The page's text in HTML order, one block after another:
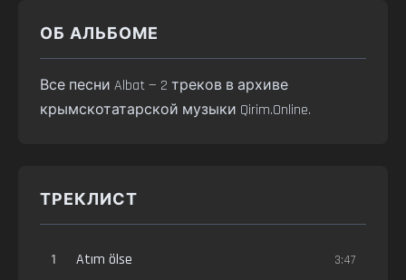
ОБ АЛЬБОМЕ
Все песни Albat — 2 треков в архиве
крымскотатарской музыки Qirim.Online.
ТРЕКЛИСТ
1 Atım ölse 3:47